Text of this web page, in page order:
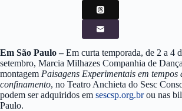
Em São Paulo –Em curta temporada, de 2 a 4
setembro, Marcia Milhazes Companhia de
montagem Paisagens Experimentais em tempos
confinamento, no Teatro Anchieta do Sesc
podem ser adquiridos em sescsp.org.brou nas
Paulo.